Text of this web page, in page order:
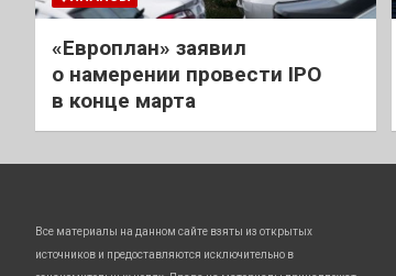
«Европлан» заявил
о намерении провести IPO
в конце марта
Все материалы на данном сайте взяты из открытых
источников и предоставляются исключительно в